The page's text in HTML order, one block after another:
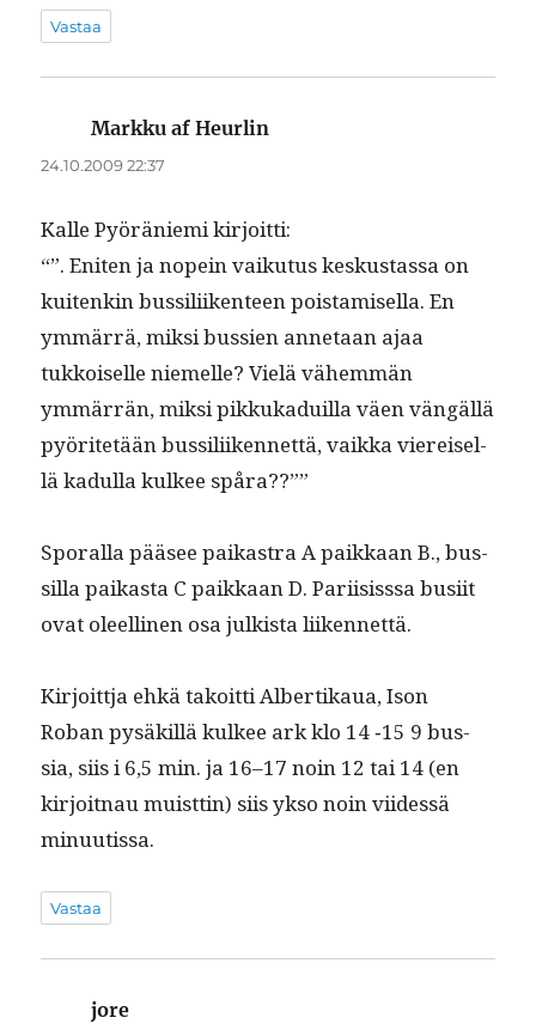
Vastaa
Markku af Heurlin
24.10.2009 22:37
Kalle Pyöränie­mi kirjoitti:
“”. Eniten ja nopein vaiku­tus keskus­tas­sa on
kuitenkin bus­sili­iken­teen pois­tamisel­la. En
ymmär­rä, mik­si bussien annetaan ajaa
tukkoiselle niemelle? Vielä vähem­män
ymmär­rän, mik­si pikkukaduil­la väen vängäl­lä
pyöritetään bus­sili­iken­net­tä, vaik­ka viereisel­
lä kadul­la kul­kee spåra??””
Spo­ral­la pääsee paikas­tra A paikkaan B., bus­
sil­la paikas­ta C paikkaan D. Pari­i­siss­sa busi­it
ovat oleelli­nen osa julk­ista liikennettä.
Kir­joit­t­ja ehkä takoit­ti Alber­tikaua, Ison
Roban pysäkil­lä kul­kee ark klo 14 ‑15 9 bus­
sia, siis i 6,5 min. ja 16–17 noin 12 tai 14 (en
kir­joit­nau muist­tin) siis ykso noin viidessä
minuutissa.
Vastaa
jore